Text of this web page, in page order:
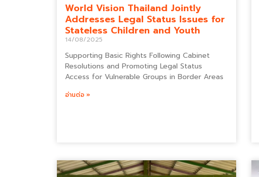
World Vision Thailand Jointly
Addresses Legal Status Issues for
Stateless Children and Youth
14/08/2025
Supporting Basic Rights Following Cabinet
Resolutions and Promoting Legal Status
Access for Vulnerable Groups in Border Areas
อ่านต่อ »